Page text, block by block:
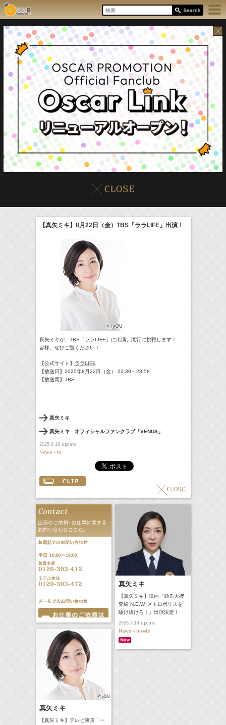
本日の出演情報8/8(Sat) イベント販売情報
17:55-18:00
(Radio) ラジオドラマ「一建設presents おうちのはなし」 髙橋ひかる
18:30-18:56
) 一泊家族
19:30-19:45
(Radio)
21:00 -21:30
Radio) 藤田ニコルのニコニチ
【真矢ミキ】8月22日（金）TBS「ララLIFE」出演！
真矢ミキが、TBS「ララLIFE」に出演、滝行に挑戦します！
皆様、ぜひご覧ください！
【公式サイト】
ララLIFE
【放送日】2025年8月22日（金） 23:30～23:58
【放送局】TBS
真矢ミキ
真矢ミキ オフィシャルファンクラブ「VENUS」
2025.8.18update
News - tv
真矢ミキ
【真矢ミキ】映画『踊る大捜
査線 N.E.W. メトロポリスを
駆け抜けろ！』出演決定！
2026.7.14update
News - movie
真矢ミキ
【真矢ミキ】テレビ東京「一